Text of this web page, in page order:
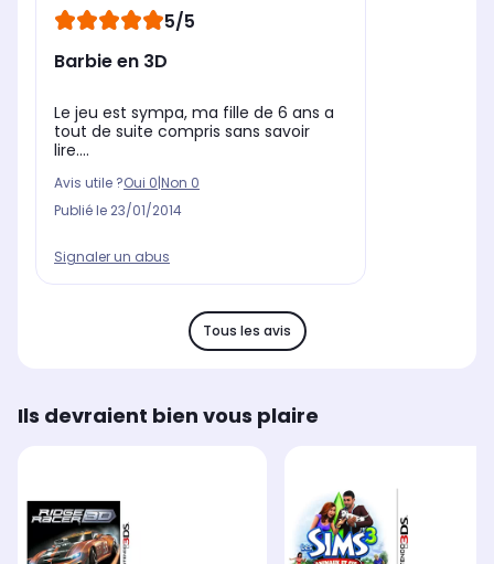
5/5
Barbie en 3D
Le jeu est sympa, ma fille de 6 ans a
tout de suite compris sans savoir
lire....
Avis utile ?Oui 0|Non 0
Publié le 23/01/2014
Signaler un abus
Tous les avis
Ils devraient bien vous plaire